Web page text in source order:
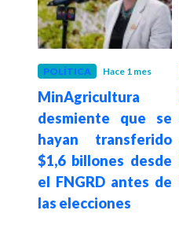
POLÍTICA Hace 1 mes
MinAgricultura
desmiente que se
hayan transferido
$1,6 billones desde
el FNGRD antes de
las elecciones